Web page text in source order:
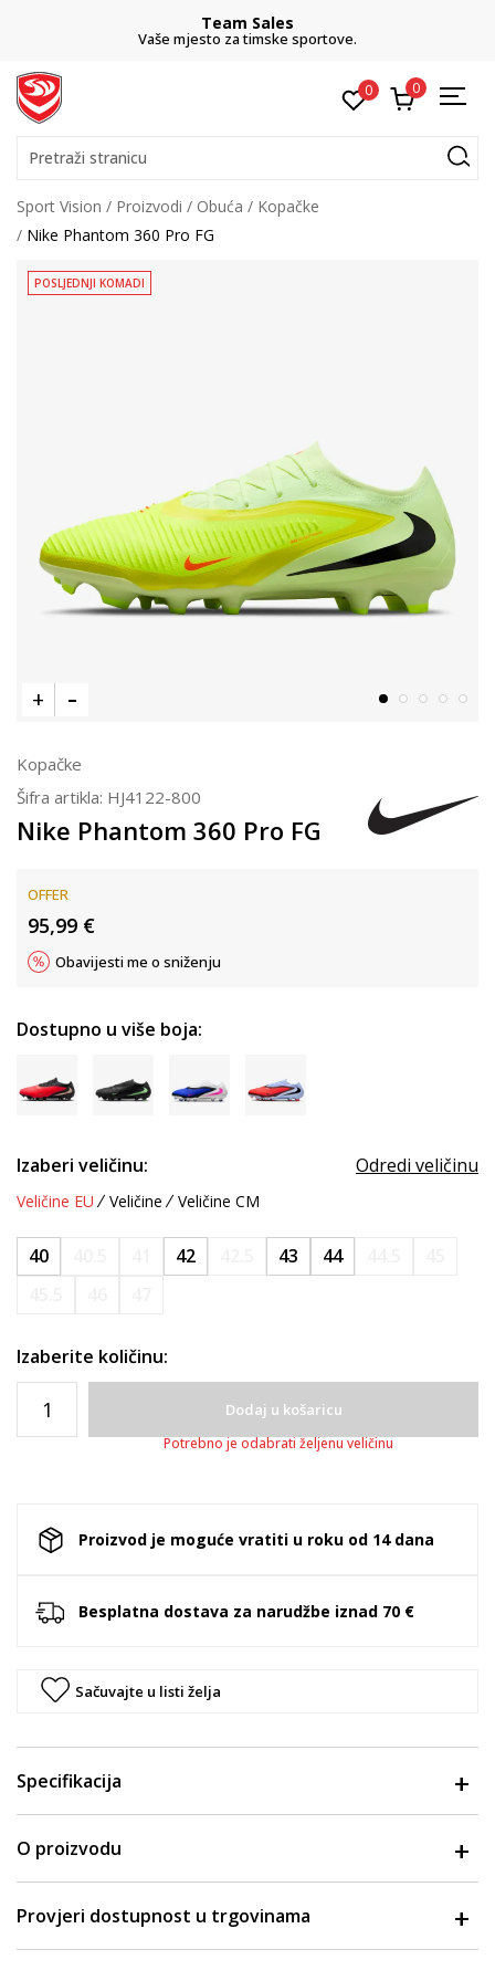
Team Sales
Vaše mjesto za timske sportove.
0 0
Pretraži stranicu
Sport Vision Proizvodi Obuća
Kopačke
Nike Phantom 360 Pro FG
POSLJEDNJI KOMADI
Kopačke
Šifra artikla: HJ4122-800
Nike Phantom 360 Pro FG
OFFER
95,99 €
Obavijesti me o sniženju
Dostupno u više boja:
Izaberi veličinu: Odredi veličinu
Veličine EU Veličine Veličine CM
40 42 43 44
Izaberite količinu:
Dodaj u košaricu
Potrebno je odabrati željenu veličinu
Proizvod je moguće vratiti u roku od 14 dana
Besplatna dostava za narudžbe iznad 70 €
Sačuvajte u listi želja
Specifikacija
O proizvodu
Provjeri dostupnost u trgovinama